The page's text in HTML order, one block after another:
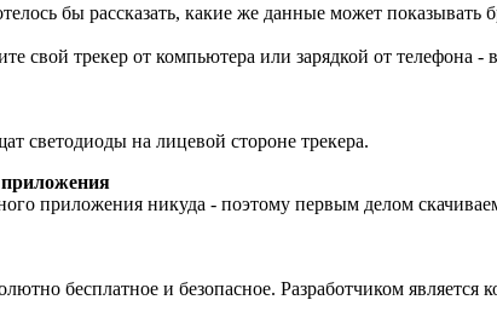
бы рассказать, какие же данные может
свой трекер от компьютера или зарядкой от телефона -
светодиоды на лицевой стороне трекера.
приложения
приложения никуда - поэтому первым делом
бесплатное и безопасное. Разработчиком является